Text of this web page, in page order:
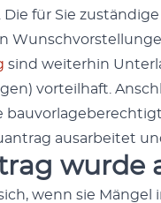
für Sie
sind weit­er­hin
vorteil­haft.
ausar­beit­et
wurde
wenn sie